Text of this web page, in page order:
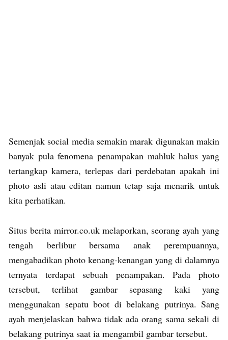
Semenjak social media semakin marak digunakan makin
banyak pula fenomena penampakan mahluk halus yang
tertangkap kamera, terlepas dari perdebatan apakah ini
photo asli atau editan namun tetap saja menarik untuk
kita perhatikan.
Situs berita mirror.co.uk melaporkan, seorang ayah yang
tengah berlibur bersama anak perempuannya,
mengabadikan photo kenang-kenangan yang di dalamnya
ternyata terdapat sebuah penampakan. Pada photo
tersebut, terlihat gambar sepasang kaki yang
menggunakan sepatu boot di belakang putrinya. Sang
ayah menjelaskan bahwa tidak ada orang sama sekali di
belakang putrinya saat ia mengambil gambar tersebut.